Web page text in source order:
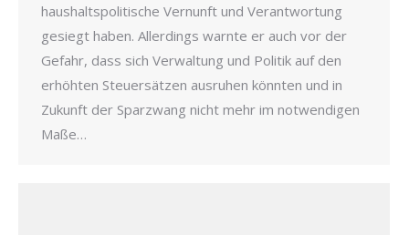
haushaltspolitische Vernunft und Verantwortung
gesiegt haben. Allerdings warnte er auch vor der
Gefahr, dass sich Verwaltung und Politik auf den
erhöhten Steuersätzen ausruhen könnten und in
Zukunft der Sparzwang nicht mehr im notwendigen
Maße…